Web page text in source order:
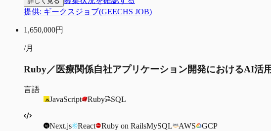
提供: ギークスジョブ(GEECHS JOB)
1,650,000円
/月
Ruby／医療関係自社アプリケーション開発におけるAI活
言語
JavaScript
Ruby SQL
Next.js React Ruby on RailsMySQL AWS GCP